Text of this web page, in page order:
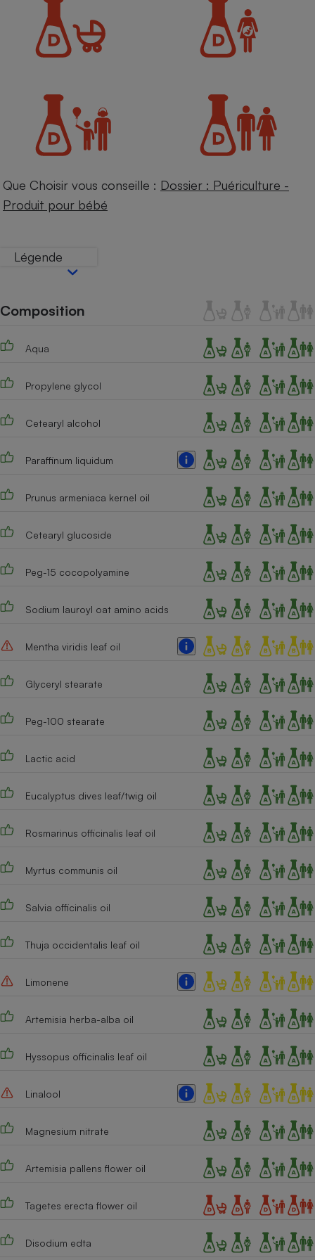
Que Choisir vous conseille : Dossier : Puériculture -
Produit pour bébé
Légende
Composition
Aqua
Propylene glycol
Cetearyl alcohol
Paraffinum liquidum
Prunus armeniaca kernel oil
Cetearyl glucoside
Peg-15 cocopolyamine
Sodium lauroyl oat amino acids
Mentha viridis leaf oil
Glyceryl stearate
Peg-100 stearate
Lactic acid
Eucalyptus dives leaf/twig oil
Rosmarinus officinalis leaf oil
Myrtus communis oil
Salvia officinalis oil
Thuja occidentalis leaf oil
Limonene
Artemisia herba-alba oil
Hyssopus officinalis leaf oil
Linalool
Magnesium nitrate
Artemisia pallens flower oil
Tagetes erecta flower oil
Disodium edta
Complément
alimentaire
bouteille
Petit électroménager -
Plaque de cuisson à
induction
Climatiseur -
Ventilateur
Cafetière à expressos
Robot ménager
Téléviseur
Téléphone mobile -
Smartphone
Matelas
Climatiseur -
Ventilateur
Mutuelle